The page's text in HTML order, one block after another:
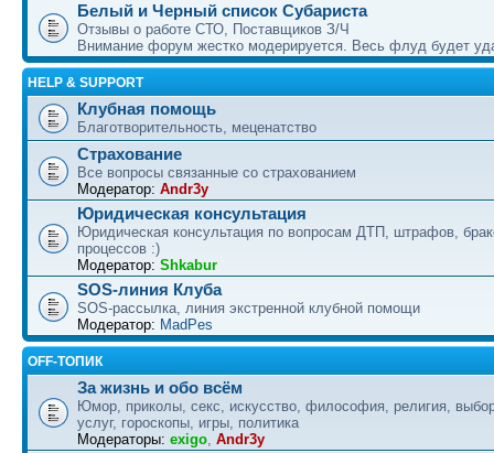
Белый и Черный список Субариста
Отзывы о работе СТО, Поставщиков З/Ч
Внимание форум жестко модерируется. Весь флуд будет
HELP & SUPPORT
Клубная помощь
Благотворительность, меценатство
Страхование
Все вопросы связанные со страхованием
Модератор: Andr3y
Юридическая консультация
Юридическая консультация по вопросам ДТП, штрафов,
процессов :)
Модератор: Shkabur
SOS-линия Клуба
SOS-рассылка, линия экстренной клубной помощи
Модератор: MadPes
OFF-ТОПИК
За жизнь и обо всём
Юмор, приколы, секс, искусство, философия, религия,
услуг, гороскопы, игры, политика
Модераторы: exigo, Andr3y